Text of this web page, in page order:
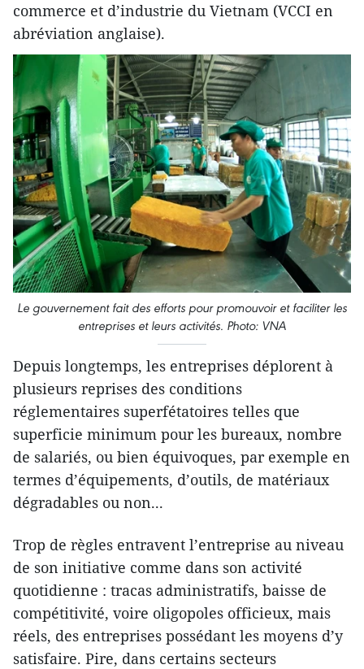
commerce et d’industrie du Vietnam (VCCI en
abréviation anglaise).
Le gouvernement fait des efforts pour promouvoir et faciliter les
entreprises et leurs activités. Photo: VNA
Depuis longtemps, les entreprises déplorent à
plusieurs reprises des conditions
réglementaires superfétatoires telles que
superficie minimum pour les bureaux, nombre
de salariés, ou bien équivoques, par exemple en
termes d’équipements, d’outils, de matériaux
dégradables ou non...
Trop de règles entravent l’entreprise au niveau
de son initiative comme dans son activité
quotidienne : tracas administratifs, baisse de
compétitivité, voire oligopoles officieux, mais
réels, des entreprises possédant les moyens d’y
satisfaire. Pire, dans certains secteurs